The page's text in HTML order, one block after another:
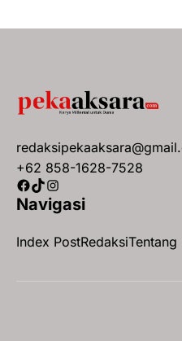
+62 858-1628-7528
Facebook
TikTok
Instagram
Navigasi
Index PostRedaksiTentang